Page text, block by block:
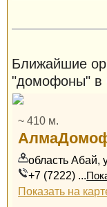
Ближайшие
"домофоны" в
~ 410 м.
область Абай,
+7 (7222) ...
Показать на